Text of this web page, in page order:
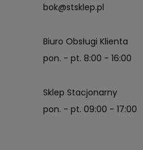
bok@stsklep.pl
Biuro Obsługi Klienta
pon. - pt. 8:00 - 16:00
Sklep Stacjonarny
pon. - pt. 09:00 - 17:00